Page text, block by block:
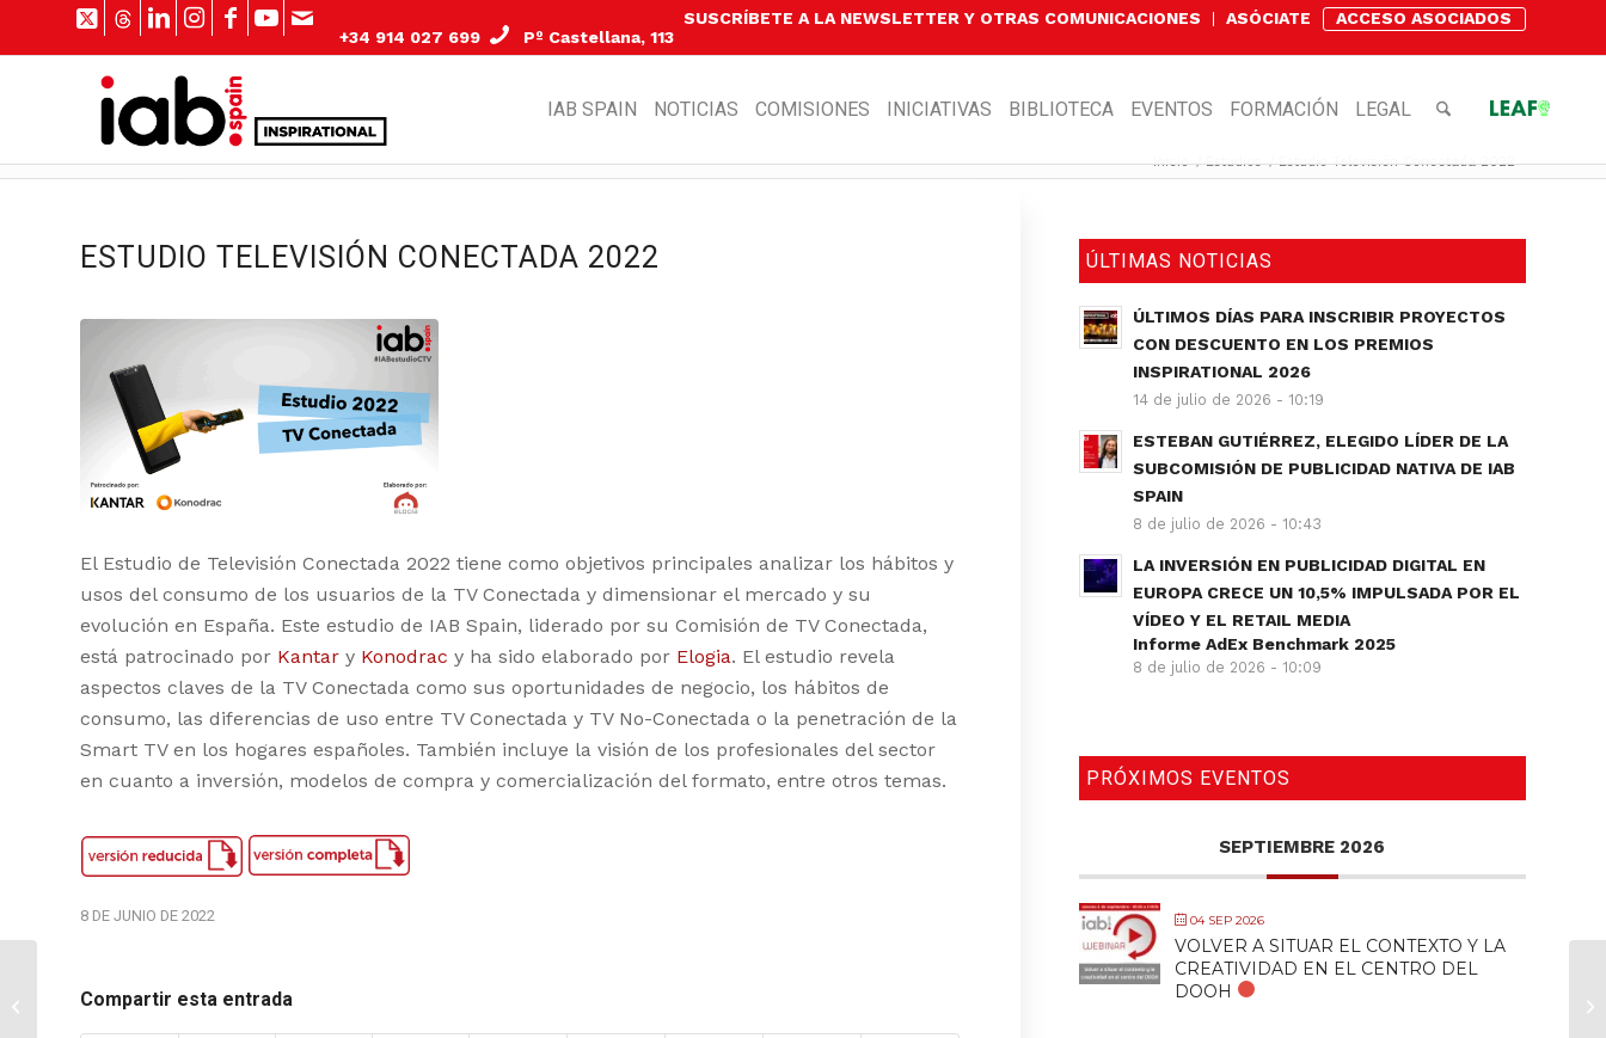
SUSCRÍBETE A LA NEWSLETTER Y OTRAS COMUNICACIONES ASÓCIATE
ACCESO ASOCIADOS
+34 914 027 699
Pº Castellana, 113
IAB SPAIN NOTICIAS COMISIONES INICIATIVAS BIBLIOTECA EVENTOS FORMACIÓN LEGAL
Inicio / Estudios / Estudio Televisión Conectada 2022
ESTUDIO TELEVISIÓN CONECTADA 2022
El Estudio de Televisión Conectada 2022 tiene como objetivos principales analizar los hábitos y
usos del consumo de los usuarios de la TV Conectada y dimensionar el mercado y su
evolución en España. Este estudio de IAB Spain, liderado por su Comisión de TV Conectada,
está patrocinado por Kantar y Konodrac y ha sido elaborado por Elogia. El estudio revela
aspectos claves de la TV Conectada como sus oportunidades de negocio, los hábitos de
consumo, las diferencias de uso entre TV Conectada y TV No-Conectada o la penetración de la
Smart TV en los hogares españoles. También incluye la visión de los profesionales del sector
en cuanto a inversión, modelos de compra y comercialización del formato, entre otros temas.
8 DE JUNIO DE 2022
Compartir esta entrada
ÚLTIMAS NOTICIAS
ÚLTIMOS DÍAS PARA INSCRIBIR PROYECTOS
CON DESCUENTO EN LOS PREMIOS
INSPIRATIONAL 2026
14 de julio de 2026 - 10:19
ESTEBAN GUTIÉRREZ, ELEGIDO LÍDER DE LA
SUBCOMISIÓN DE PUBLICIDAD NATIVA DE IAB
SPAIN
8 de julio de 2026 - 10:43
LA INVERSIÓN EN PUBLICIDAD DIGITAL EN
EUROPA CRECE UN 10,5% IMPULSADA POR EL
VÍDEO Y EL RETAIL MEDIA
Informe AdEx Benchmark 2025
8 de julio de 2026 - 10:09
PRÓXIMOS EVENTOS
SEPTIEMBRE 2026
04 SEP 2026
VOLVER A SITUAR EL CONTEXTO Y LA
CREATIVIDAD EN EL CENTRO DEL
DOOH
ADEX BENCHMARK